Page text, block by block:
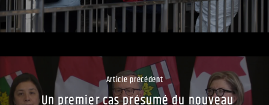
Article précédent
Un premier cas présumé du nouveau